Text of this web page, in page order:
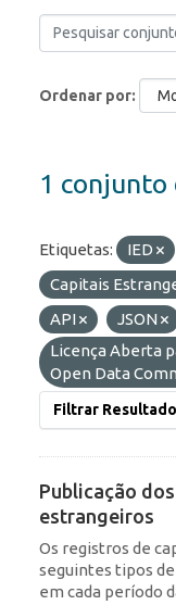
Ordenar por
1 conjunto
Etiquetas: IED
Capitais
API
JSON
Licença Aberta
Open Data
Filtrar
Publicação
estrangeiros
Os registros de
seguintes tipos
em cada período